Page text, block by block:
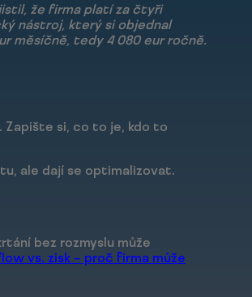
že firma platí za čtyři
nástroj, který si objednal
měsíčně, tedy 4 080 eur ročně.
Zapište si, co to je, kdo to
ale dají se optimalizovat.
bez rozmyslu může
vs. zisk – proč firma může